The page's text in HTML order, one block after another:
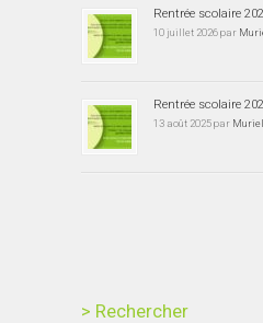
Rentrée scolaire
10 juillet 2026 par
Rentrée scolaire
13 août 2025 par
> Rechercher